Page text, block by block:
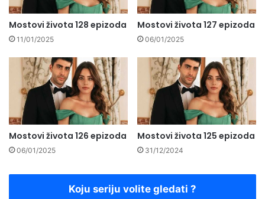
Mostovi života 128 epizoda
11/01/2025
Mostovi života 127 epizoda
06/01/2025
Mostovi života 126 epizoda
06/01/2025
Mostovi života 125 epizoda
31/12/2024
Koju seriju volite gledati ?